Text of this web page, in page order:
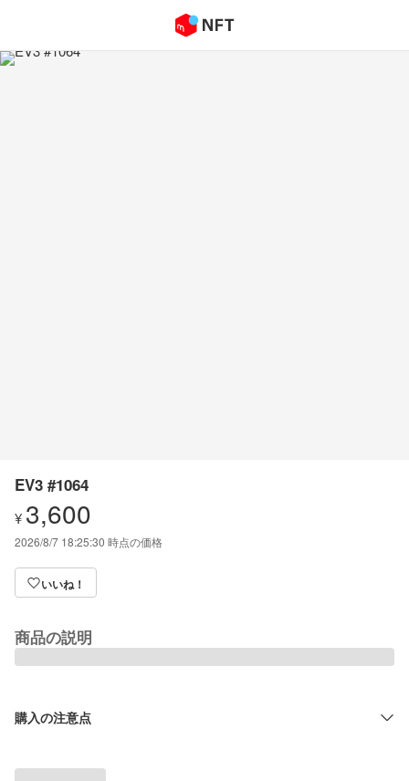
EV3 #1064
¥ 3,600
2026/8/7 18:25:30 時点の価格
いいね！
商品の説明
購入の注意点